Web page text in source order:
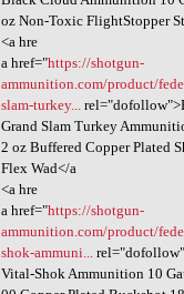
oz Non-Toxic FlightStopper
<a hre
a href="https://shotgun-
ammunition.com/product/
slam-turkey...
Grand Slam Turkey
2 oz Buffered Copper Plated
Flex Wad</a
<a hre
a href="https://shotgun-
ammunition.com/product/
shok-ammuni...
Vital-Shok Ammunition 10